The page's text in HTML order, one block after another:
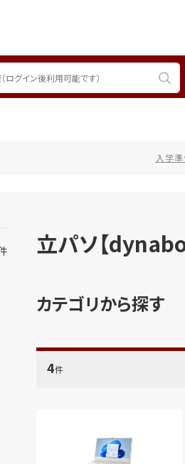
入学
立パソ【
カテゴリから探す
4件